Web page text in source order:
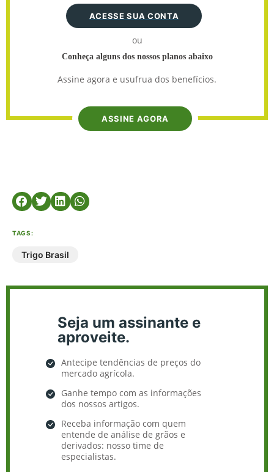
ACESSE SUA CONTA
ou
Conheça alguns dos nossos planos abaixo
Assine agora e usufrua dos benefícios.
ASSINE AGORA
TAGS:
Trigo Brasil
Seja um assinante e
aproveite.
Antecipe tendências de preços do
mercado agrícola.
Ganhe tempo com as informações
dos nossos artigos.
Receba informação com quem
entende de análise de grãos e
derivados: nosso time de
especialistas.